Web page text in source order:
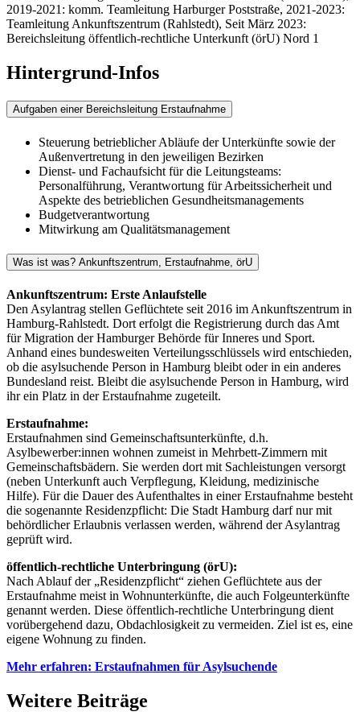
2019-2021: komm. Teamleitung Harburger Poststraße, 2021-2023:
Teamleitung Ankunftszentrum (Rahlstedt), Seit März 2023:
Bereichsleitung öffentlich-rechtliche Unterkunft (örU) Nord 1
Hintergrund-Infos
Aufgaben einer Bereichsleitung Erstaufnahme
Steuerung betrieblicher Abläufe der Unterkünfte sowie der
Außenvertretung in den jeweiligen Bezirken
Dienst- und Fachaufsicht für die Leitungsteams:
Personalführung, Verantwortung für Arbeitssicherheit und
Aspekte des betrieblichen Gesundheitsmanagements
Budgetverantwortung
Mitwirkung am Qualitätsmanagement
Was ist was? Ankunftszentrum, Erstaufnahme, örU
Ankunftszentrum: Erste Anlaufstelle
Den Asylantrag stellen Geflüchtete seit 2016 im Ankunftszentrum in
Hamburg-Rahlstedt. Dort erfolgt die Registrierung durch das Amt
für Migration der Hamburger Behörde für Inneres und Sport.
Anhand eines bundesweiten Verteilungsschlüssels wird entschieden,
ob die asylsuchende Person in Hamburg bleibt oder in ein anderes
Bundesland reist. Bleibt die asylsuchende Person in Hamburg, wird
ihr ein Platz in der Erstaufnahme zugeteilt.
Erstaufnahme:
Erstaufnahmen sind Gemeinschaftsunterkünfte, d.h.
Asylbewerber:innen wohnen zumeist in Mehrbett-Zimmern mit
Gemeinschaftsbädern. Sie werden dort mit Sachleistungen versorgt
(neben Unterkunft auch Verpflegung, Kleidung, medizinische
Hilfe). Für die Dauer des Aufenthaltes in einer Erstaufnahme besteht
die sogenannte Residenzpflicht: Die Stadt Hamburg darf nur mit
behördlicher Erlaubnis verlassen werden, während der Asylantrag
geprüft wird.
öffentlich-rechtliche Unterbringung (örU):
Nach Ablauf der „Residenzpflicht“ ziehen Geflüchtete aus der
Erstaufnahme meist in Wohnunterkünfte, die auch Folgeunterkünfte
genannt werden. Diese öffentlich-rechtliche Unterbringung dient
vorübergehend dazu, Obdachlosigkeit zu vermeiden. Ziel ist es, eine
eigene Wohnung zu finden.
Mehr erfahren: Erstaufnahmen für Asylsuchende
Weitere Beiträge